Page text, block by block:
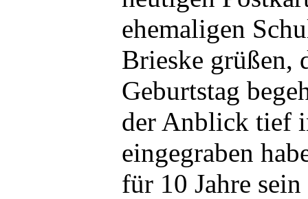
ehemaligen
Brieske grüßen,
Geburtstag
der Anblick tief
eingegraben
für 10 Jahre